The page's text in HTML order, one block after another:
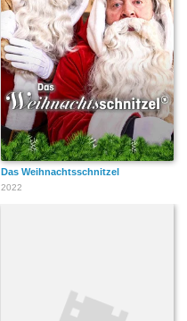
Das Weihnachtsschnitzel
2022